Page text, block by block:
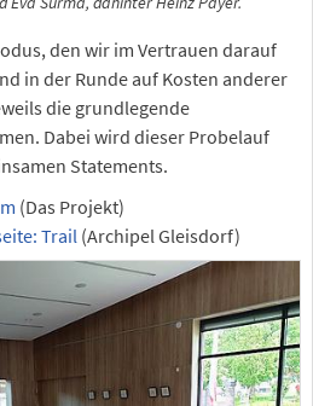
den wir im Vertrauen darauf
in der Runde auf Kosten anderer
die grundlegende
Dabei wird dieser Probelauf
Statements.
(Das Projekt)
Trail (Archipel Gleisdorf)